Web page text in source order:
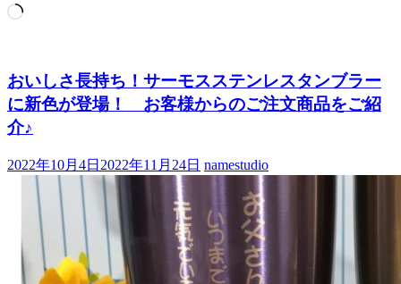
おいしさ長持ち！サーモスステンレスタンブラー
に新色が登場！ お客様からのご注文商品をご紹
介♪
2022年10月4日 2022年11月24日 namestudio